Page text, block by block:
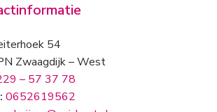
54
Zwaagdijk – West
– 57 37 78
0652619562